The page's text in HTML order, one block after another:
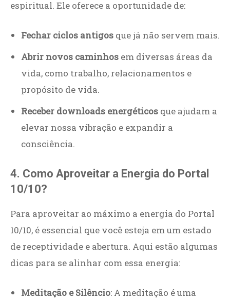
espiritual. Ele oferece a oportunidade de:
Fechar ciclos antigos que já não servem mais.
Abrir novos caminhos em diversas áreas da
vida, como trabalho, relacionamentos e
propósito de vida.
Receber downloads energéticos que ajudam a
elevar nossa vibração e expandir a
consciência.
4. Como Aproveitar a Energia do Portal
10/10?
Para aproveitar ao máximo a energia do Portal
10/10, é essencial que você esteja em um estado
de receptividade e abertura. Aqui estão algumas
dicas para se alinhar com essa energia:
Meditação e Silêncio: A meditação é uma